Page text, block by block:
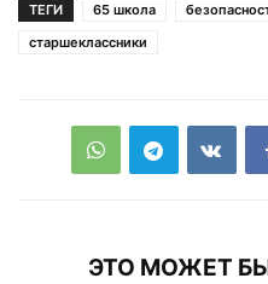
ТЕГИ 65 школа
старшеклассники
ЭТО МОЖЕТ